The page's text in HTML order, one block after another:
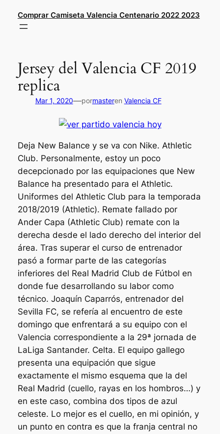
contenido
Comprar Camiseta Valencia Centenario 2022 2023
Jersey del Valencia CF 2019
replica
Mar 1, 2020—pormasteren Valencia CF
Deja New Balance y se va con Nike. Athletic
Club. Personalmente, estoy un poco
decepcionado por las equipaciones que New
Balance ha presentado para el Athletic.
Uniformes del Athletic Club para la temporada
2018/2019 (Athletic). Remate fallado por
Ander Capa (Athletic Club) remate con la
derecha desde el lado derecho del interior del
área. Tras superar el curso de entrenador
pasó a formar parte de las categorías
inferiores del Real Madrid Club de Fútbol en
donde fue desarrollando su labor como
técnico. Joaquín Caparrós, entrenador del
Sevilla FC, se refería al encuentro de este
domingo que enfrentará a su equipo con el
Valencia correspondiente a la 29ª jornada de
LaLiga Santander. Celta. El equipo gallego
presenta una equipación que sigue
exactamente el mismo esquema que la del
Real Madrid (cuello, rayas en los hombros…) y
en este caso, combina dos tipos de azul
celeste. Lo mejor es el cuello, en mi opinión, y
un punto en contra es que la franja central no